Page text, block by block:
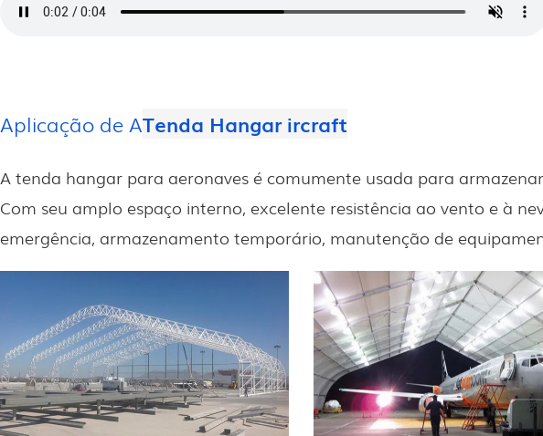
Aplicação de ATenda Hangar ircraft
A tenda hangar para aeronaves é comumente usada para
Com seu amplo espaço interno, excelente resistência ao vento e à
emergência, armazenamento temporário, manutenção de